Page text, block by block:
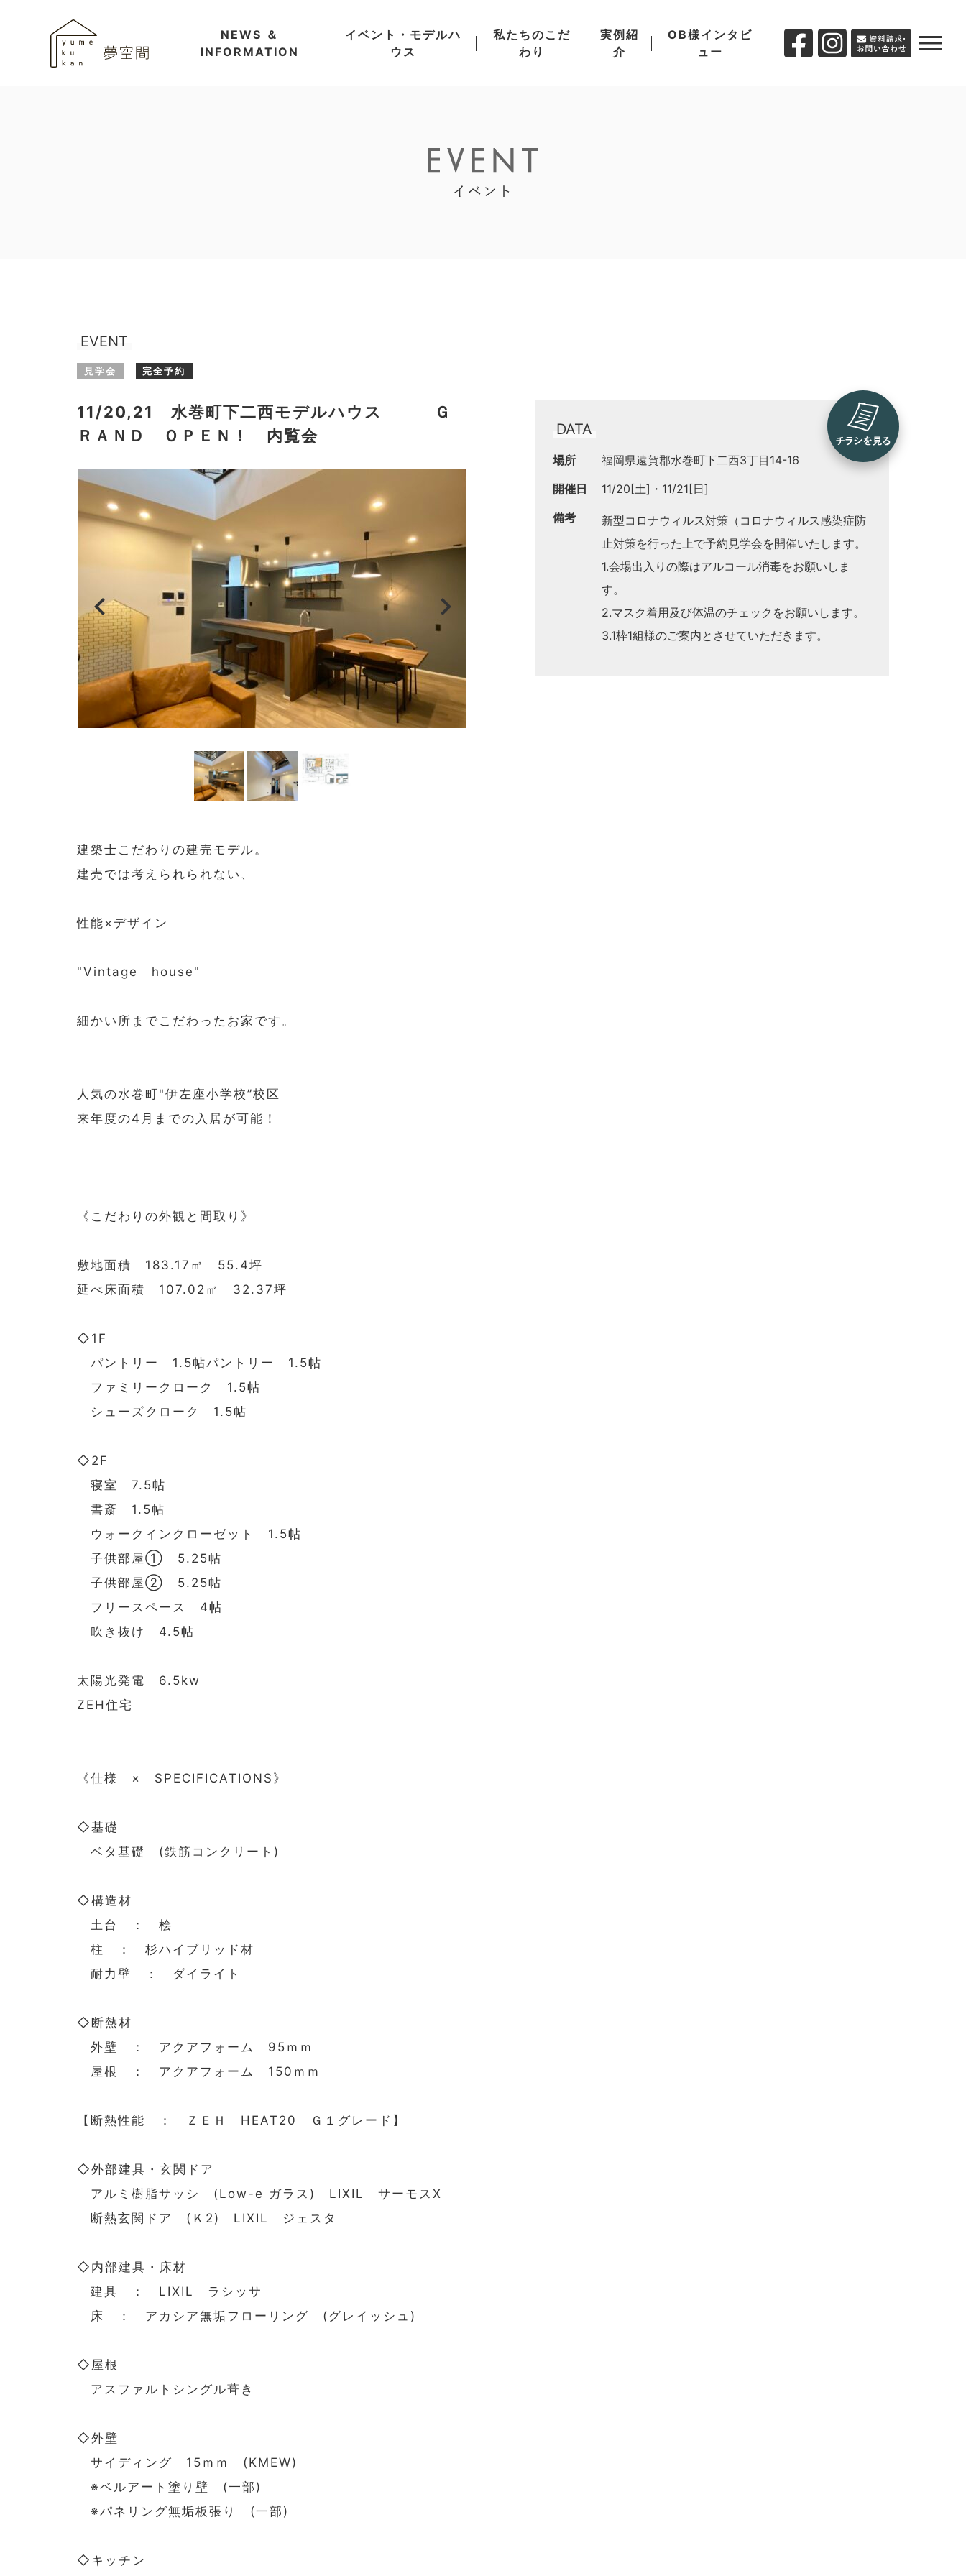
NEWS ＆
INFORMATION
イベント・モデルハ
ウス
私たちのこだ
わり
実例紹
介
OB様インタビ
ュー
EVENT
見学会 完全予約
11/20,21 水巻町下二西モデルハウス Ｇ
ＲＡＮＤ ＯＰＥＮ！ 内覧会
chevron_left chevron_right
建築士こだわりの建売モデル。
建売では考えられられない、
性能×デザイン
"Vintage house"
細かい所までこだわったお家です。
人気の水巻町"伊左座小学校”校区
来年度の4月までの入居が可能！
《こだわりの外観と間取り》
敷地面積 183.17㎡ 55.4坪
延べ床面積 107.02㎡ 32.37坪
◇1F
パントリー 1.5帖パントリー 1.5帖
ファミリークローク 1.5帖
シューズクローク 1.5帖
◇2F
寝室 7.5帖
書斎 1.5帖
ウォークインクローゼット 1.5帖
子供部屋① 5.25帖
子供部屋② 5.25帖
フリースペース 4帖
吹き抜け 4.5帖
太陽光発電 6.5kw
ZEH住宅
《仕様 × SPECIFICATIONS》
◇基礎
ベタ基礎 (鉄筋コンクリート)
◇構造材
土台 ： 桧
柱 ： 杉ハイブリッド材
耐力壁 ： ダイライト
◇断熱材
外壁 ： アクアフォーム 95ｍｍ
屋根 ： アクアフォーム 150ｍｍ
【断熱性能 ： ＺＥＨ HEAT20 Ｇ１グレード】
◇外部建具・玄関ドア
アルミ樹脂サッシ (Low-e ガラス) LIXIL サーモスⅩ
断熱玄関ドア (Ｋ2) LIXIL ジェスタ
◇内部建具・床材
建具 ： LIXIL ラシッサ
床 ： アカシア無垢フローリング (グレイッシュ)
◇屋根
アスファルトシングル葺き
◇外壁
サイディング 15ｍｍ (KMEW)
※ベルアート塗り壁 (一部)
※パネリング無垢板張り (一部)
◇キッチン
DATA
場所
福岡県遠賀郡水巻町下二西3丁目14-16
開催日
11/20[土]
11/21[日]
備考
新型コロナウィルス対策（コロナウィルス感染症防
止対策を行った上で予約見学会を開催いたします。
1.会場出入りの際はアルコール消毒をお願いしま
す。
2.マスク着用及び体温のチェックをお願いします。
3.1枠1組様のご案内とさせていただきます。